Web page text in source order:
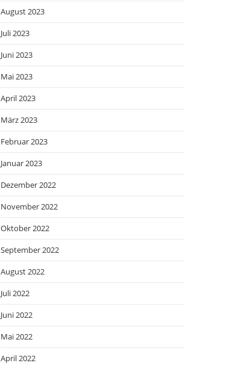
August 2023
Juli 2023
Juni 2023
Mai 2023
April 2023
März 2023
Februar 2023
Januar 2023
Dezember 2022
November 2022
Oktober 2022
September 2022
August 2022
Juli 2022
Juni 2022
Mai 2022
April 2022